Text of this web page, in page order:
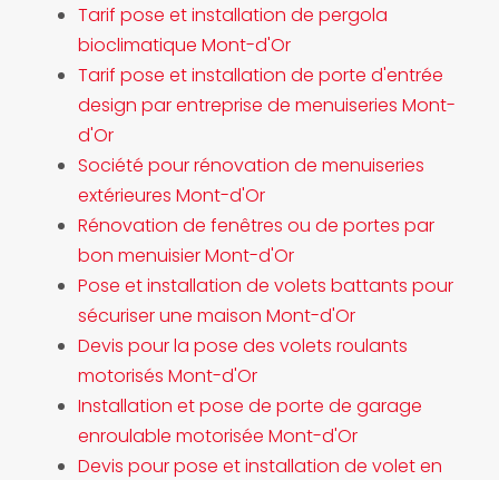
Tarif pose et installation de pergola
bioclimatique Mont-d'Or
Tarif pose et installation de porte d'entrée
design par entreprise de menuiseries Mont-
d'Or
Société pour rénovation de menuiseries
extérieures Mont-d'Or
Rénovation de fenêtres ou de portes par
bon menuisier Mont-d'Or
Pose et installation de volets battants pour
sécuriser une maison Mont-d'Or
Devis pour la pose des volets roulants
motorisés Mont-d'Or
Installation et pose de porte de garage
enroulable motorisée Mont-d'Or
Devis pour pose et installation de volet en